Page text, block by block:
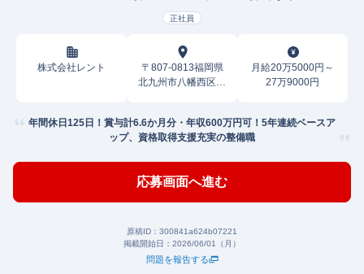
正社員
株式会社レント
〒807-0813福岡県
北九州市八幡西区夕
月給20万5000円～
27万9000円
年間休日125日！賞与計6.6か月分・年収600万円可！5年連続ベースア
ップ、資格取得支援充実の整備職
応募画面へ進む
原稿ID： 300841a624b07221
掲載開始日： 2026/06/01（月）
問題を報告する